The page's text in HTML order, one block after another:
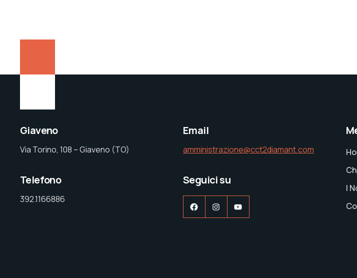
articoli
Giaveno
Via Torino, 108 – Giaveno (TO)
Telefono
392.1166886
Email
amministrazione@cct2diamant.com
Seguici su
Facebook
InstagramYouTube
I